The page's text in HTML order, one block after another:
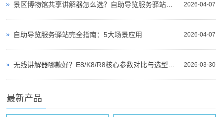
2026-04-07
景区博物馆共享讲解器怎么选？自助导览服务驿站部署全攻略（2026版）
2026-04-07
自助导览服务驿站完全指南：5大场景应用
2026-03-30
无线讲解器哪款好？E8/K8/R8核心参数对比与选型指南
最新产品